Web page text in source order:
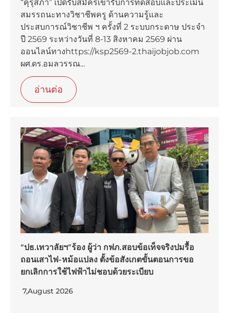
“คุรุสภา” เปิดรับสมัครเข้ารับการทดสอบและประเมิน
สมรรถนะทางวิชาชีพครู ด้านความรู้และ
ประสบการณ์วิชาชีพ ฯ ครั้งที่ 2 ระบบกระดาษ ประจำ
ปี 2569 ระหว่างวันที่ 8-13 สิงหาคม 2569 ผ่าน
ออนไลน์ทางhttps://ksp2569-2.thaijobjob.com
ผศ.ดร.อมลวรรณ...
อ่านต่อ
“ปธ.เทวาลัยฯ”ร้อง ผู้ว่า กฟภ.สอบข้อเท็จจริงปมรื้อ
ถอนเสาไฟ-หม้อแปลง ตั้งข้อสังเกตขั้นตอนการขอ
ยกเลิกการใช้ไฟฟ้าไม่ชอบด้วยระเบียบ
7,August 2026